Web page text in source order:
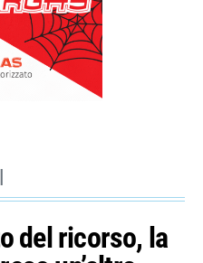
del ricorso, la